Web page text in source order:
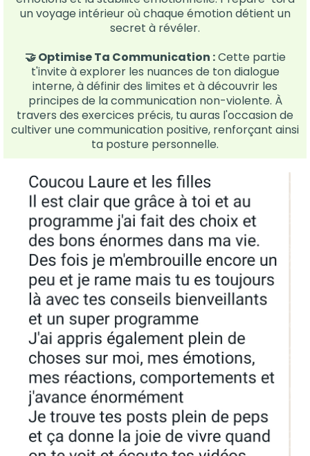
un voyage intérieur où chaque émotion détient un
secret à révéler.
🤝​ Optimise Ta Communication :Cette partie
t'invite à explorer les nuances de ton dialogue
interne, à définir des limites et à découvrir les
principes de la communication non-violente. À
travers des exercices précis, tu auras l'occasion de
cultiver une communication positive, renforçant ainsi
ta posture personnelle.